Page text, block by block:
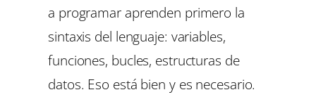
a programar aprenden primero la
sintaxis del lenguaje: variables,
funciones, bucles, estructuras de
datos. Eso está bien y es necesario.